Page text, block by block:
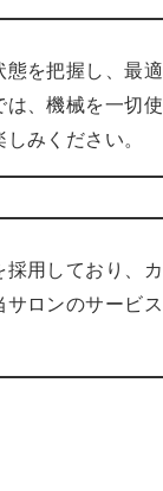
を把握し、最適
、機械を一切使
みください。
用しており、カ
ロンのサービス